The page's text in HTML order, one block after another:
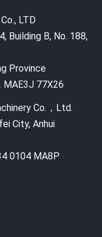
LTD
Building B, No. 188,
Province
MAE3J 77X26
Co.，Ltd.
City, Anhui
0104 MA8P